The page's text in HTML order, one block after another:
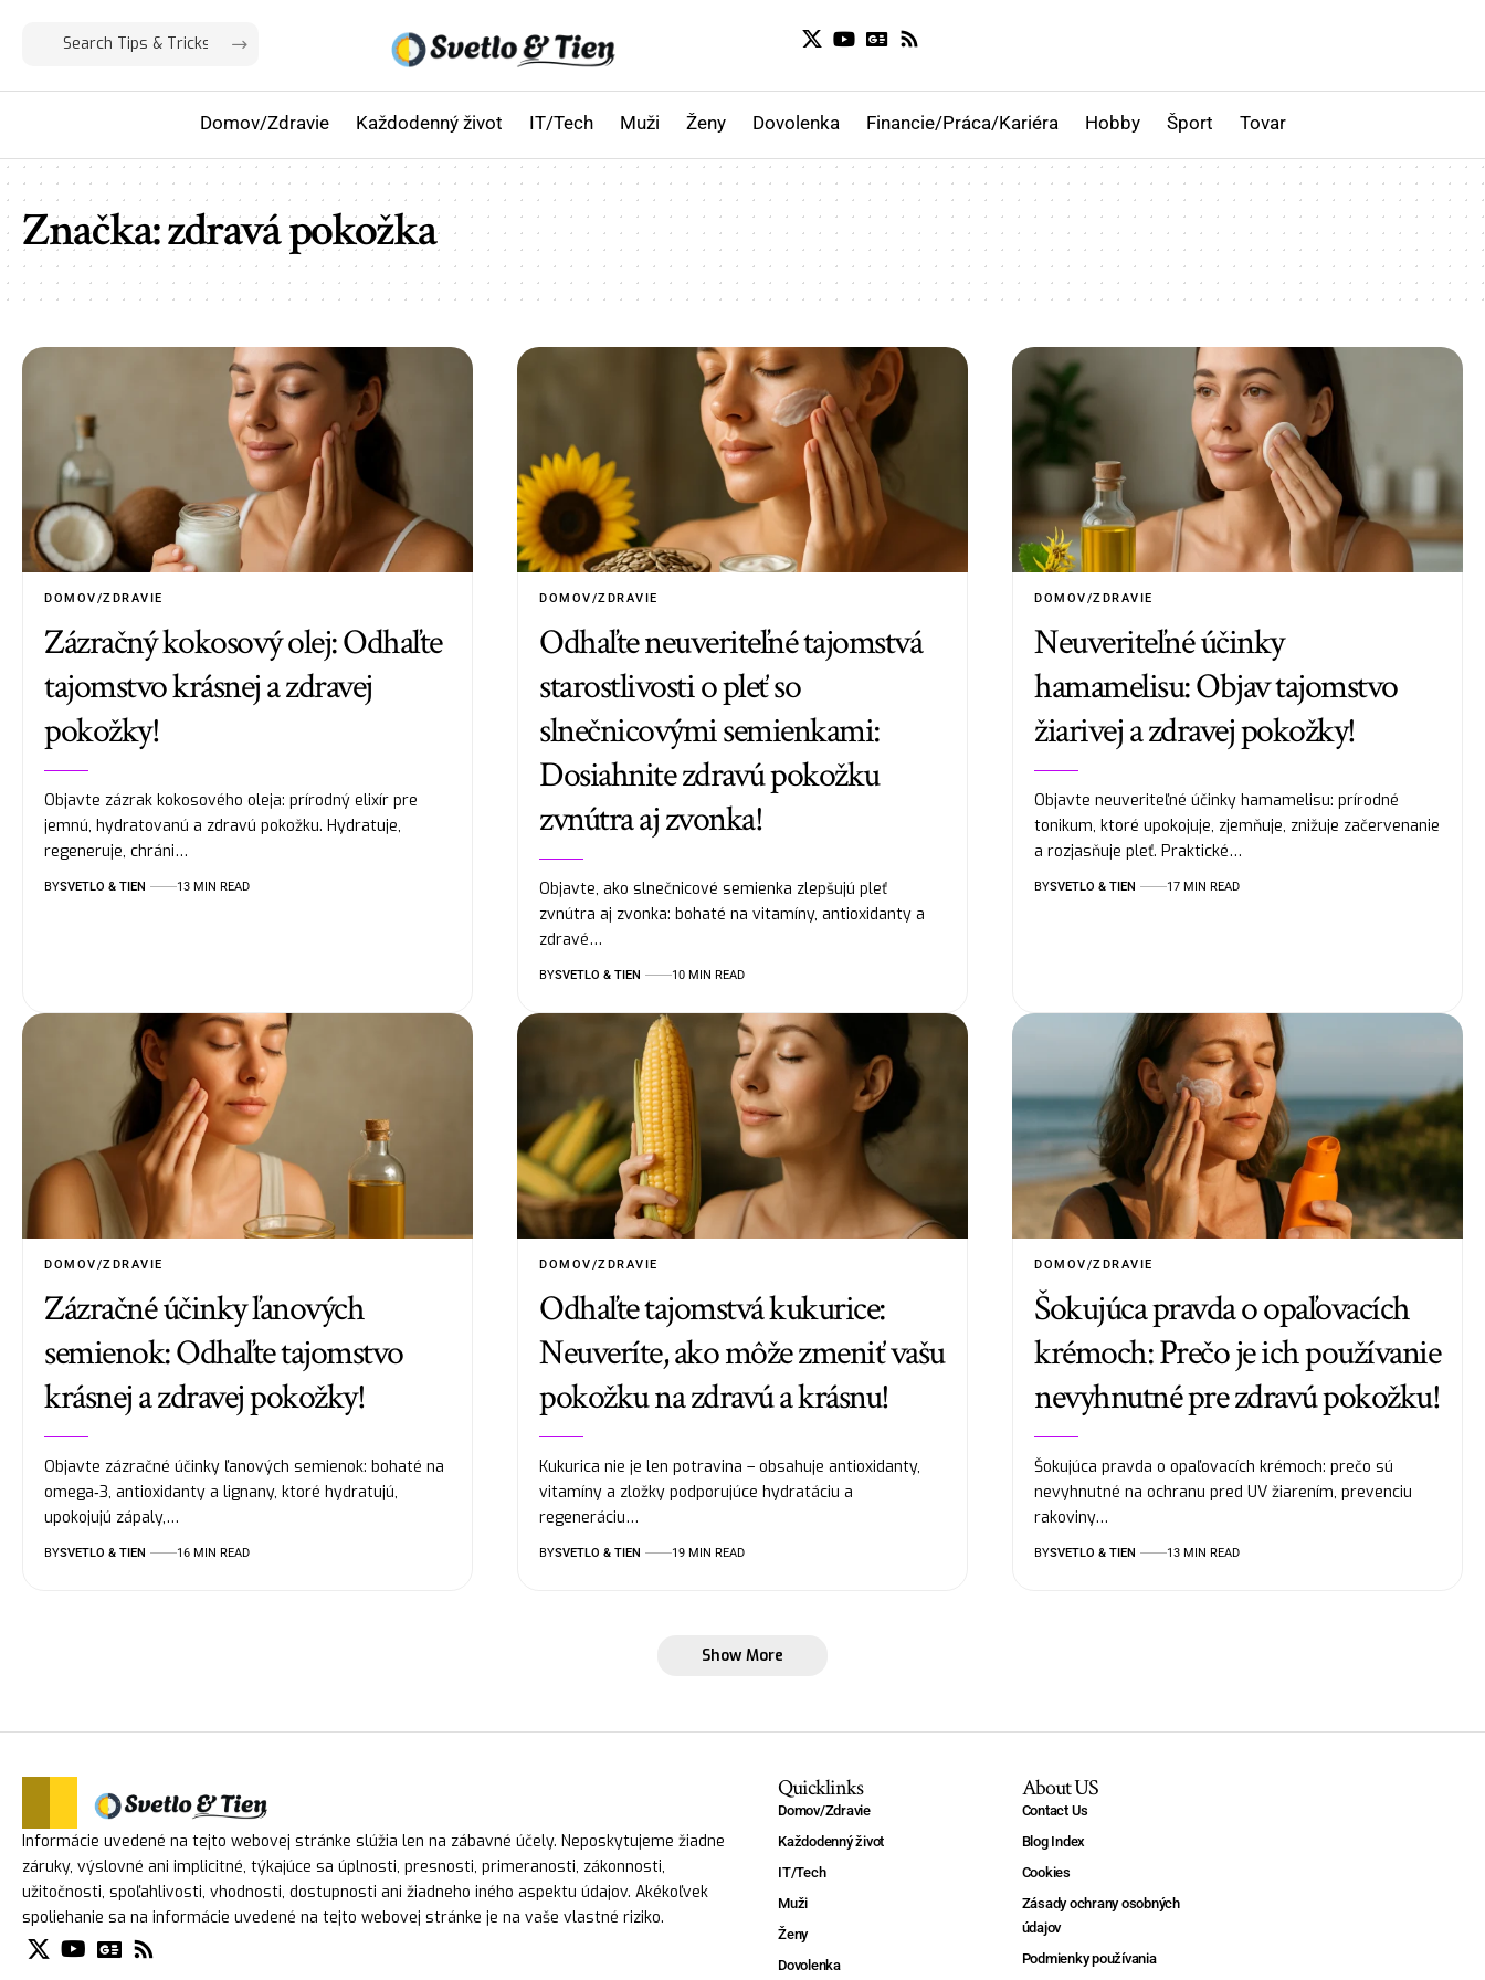
Domov/Zdravie Každodenný život IT/Tech Muži Ženy Dovolenka Financie/Práca/Kariéra Hobby Šport Tovar
Značka:zdravá pokožka
DOMOV/ZDRAVIE
Zázračný kokosový olej: Odhaľte
tajomstvo krásnej a zdravej
pokožky!
Objavte zázrak kokosového oleja: prírodný elixír pre
jemnú, hydratovanú a zdravú pokožku. Hydratuje,
regeneruje, chráni…
BYSVETLO & TIEN 13 MIN READ
DOMOV/ZDRAVIE
Odhaľte neuveriteľné tajomstvá
starostlivosti o pleť so
slnečnicovými semienkami:
Dosiahnite zdravú pokožku
zvnútra aj zvonka!
Objavte, ako slnečnicové semienka zlepšujú pleť
zvnútra aj zvonka: bohaté na vitamíny, antioxidanty a
zdravé…
BYSVETLO & TIEN 10 MIN READ
DOMOV/ZDRAVIE
Neuveriteľné účinky
hamamelisu: Objav tajomstvo
žiarivej a zdravej pokožky!
Objavte neuveriteľné účinky hamamelisu: prírodné
tonikum, ktoré upokojuje, zjemňuje, znižuje začervenanie
a rozjasňuje pleť. Praktické…
BYSVETLO & TIEN 17 MIN READ
DOMOV/ZDRAVIE
Zázračné účinky ľanových
semienok: Odhaľte tajomstvo
krásnej a zdravej pokožky!
Objavte zázračné účinky ľanových semienok: bohaté na
omega‑3, antioxidanty a lignany, ktoré hydratujú,
upokojujú zápaly,…
BYSVETLO & TIEN 16 MIN READ
DOMOV/ZDRAVIE
Odhaľte tajomstvá kukurice:
Neuveríte, ako môže zmeniť vašu
pokožku na zdravú a krásnu!
Kukurica nie je len potravina – obsahuje antioxidanty,
vitamíny a zložky podporujúce hydratáciu a
regeneráciu…
BYSVETLO & TIEN 19 MIN READ
DOMOV/ZDRAVIE
Šokujúca pravda o opaľovacích
krémoch: Prečo je ich používanie
nevyhnutné pre zdravú pokožku!
Šokujúca pravda o opaľovacích krémoch: prečo sú
nevyhnutné na ochranu pred UV žiarením, prevenciu
rakoviny…
BYSVETLO & TIEN 13 MIN READ
Show More
Informácie uvedené na tejto webovej stránke slúžia len na zábavné účely. Neposkytujeme žiadne
záruky, výslovné ani implicitné, týkajúce sa úplnosti, presnosti, primeranosti, zákonnosti,
užitočnosti, spoľahlivosti, vhodnosti, dostupnosti ani žiadneho iného aspektu údajov. Akékoľvek
spoliehanie sa na informácie uvedené na tejto webovej stránke je na vaše vlastné riziko.
Quicklinks
Domov/Zdravie
Každodenný život
IT/Tech
Muži
Ženy
Dovolenka
About US
Contact Us
Blog Index
Cookies
Zásady ochrany osobných
údajov
Podmienky používania